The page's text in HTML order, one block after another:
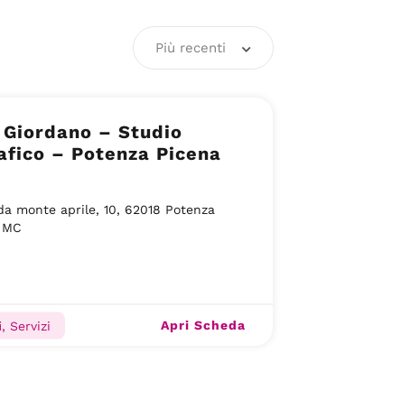
Più recenti
– Studio
– Potenza Picena
monte aprile, 10, 62018 Potenza
Servizi Apri Scheda